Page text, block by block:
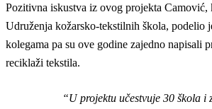
Pozitivna iskustva iz ovog projekta
Udruženja kožarsko-tekstilnih škola, podelio
kolegama pa su ove godine zajedno napisali
reciklaži tekstila.
“U projektu učestvuje 30 škola i